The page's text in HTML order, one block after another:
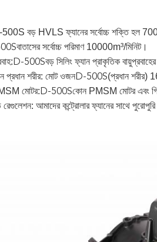
বড় HVLS ফ্যানের সর্বোচ্চ শক্তি হল
বাতাসের সর্বোচ্চ পরিমাণ 10000m³/মিনিট।
D-500Sবড় সিলিং ফ্যান প্রাকৃতিক
প্রধান শরীর: মোট ওজনD-500S(প্রধান শরীর)
মোটর: D-500Sকোন PMSM মোটর এবং
আমাদের কন্ট্রোলার ফ্যানের সাথে